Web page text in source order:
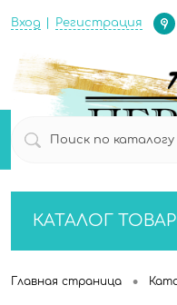
Вход Регистрация
Определение
КАТАЛОГ
Главная страница •